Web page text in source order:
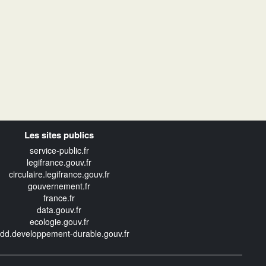
Les sites publics
service-public.fr
legifrance.gouv.fr
circulaire.legifrance.gouv.fr
gouvernement.fr
france.fr
data.gouv.fr
ecologie.gouv.fr
durable.gouv.fr